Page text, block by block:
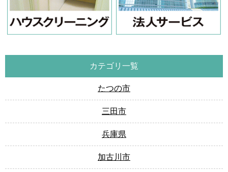
カテゴリ一覧
たつの市
三田市
兵庫県
加古川市